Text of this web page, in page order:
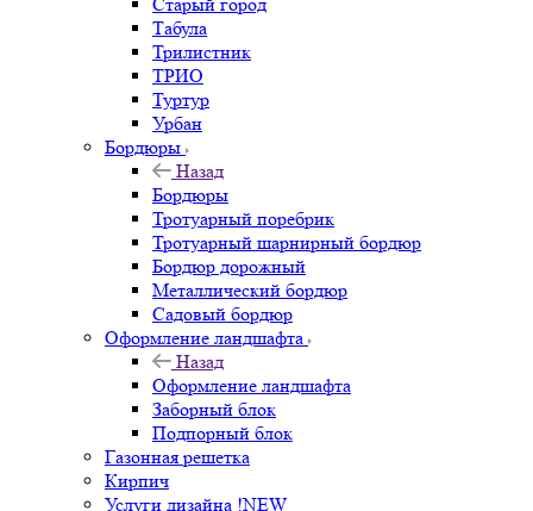
Табула
Трилистник
ТРИО
Туртур
Урбан
Бордюры
Назад
Бордюры
Тротуарный поребрик
Тротуарный шарнирный бордюр
Бордюр дорожный
Металлический бордюр
Садовый бордюр
Оформление ландшафта
Назад
Оформление ландшафта
Заборный блок
Подпорный блок
Газонная решетка
Кирпич
Услуги дизайна !NEW